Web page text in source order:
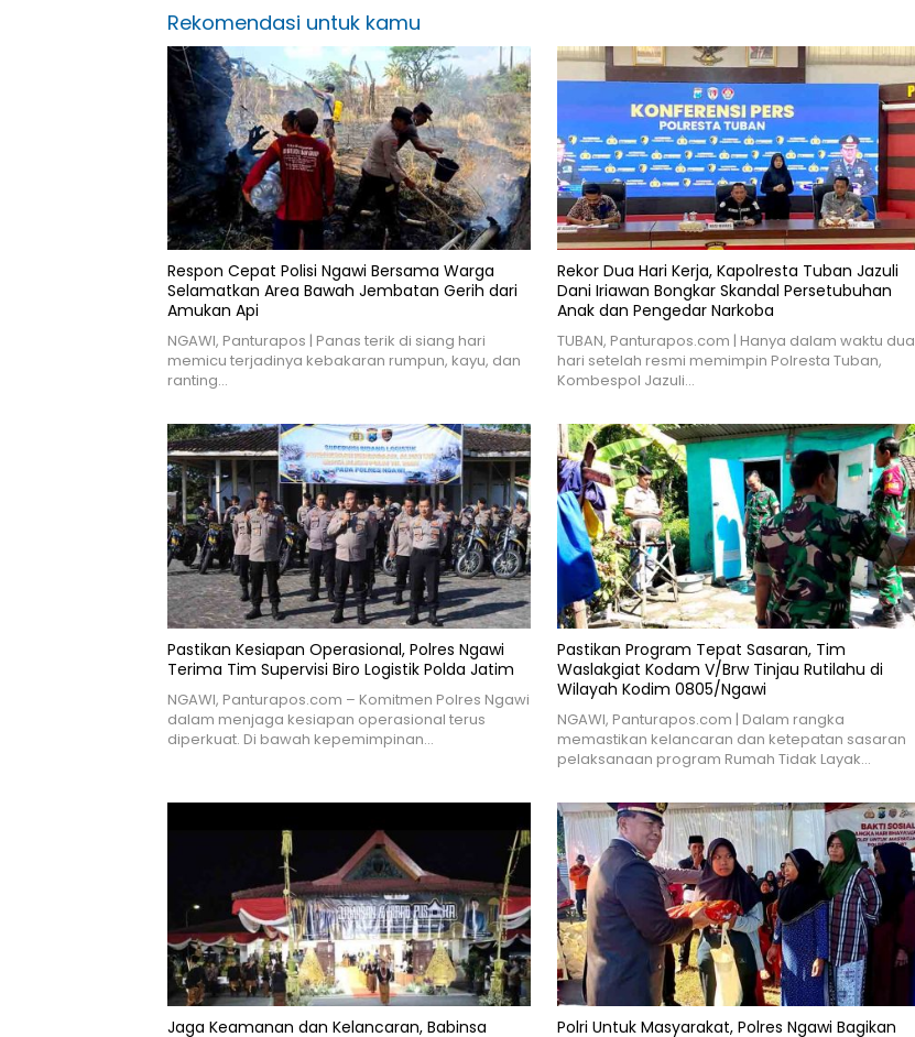
Rekomendasi untuk kamu
Respon Cepat Polisi Ngawi Bersama Warga
Selamatkan Area Bawah Jembatan Gerih dari
Amukan Api
NGAWI, Panturapos | Panas terik di siang hari
memicu terjadinya kebakaran rumpun, kayu, dan
ranting…
Rekor Dua Hari Kerja, Kapolresta Tuban Jazuli
Dani Iriawan Bongkar Skandal Persetubuhan
Anak dan Pengedar Narkoba
TUBAN, Panturapos.com | Hanya dalam waktu dua
hari setelah resmi memimpin Polresta Tuban,
Kombespol Jazuli…
Pastikan Kesiapan Operasional, Polres Ngawi
Terima Tim Supervisi Biro Logistik Polda Jatim
NGAWI, Panturapos.com – Komitmen Polres Ngawi
dalam menjaga kesiapan operasional terus
diperkuat. Di bawah kepemimpinan…
Pastikan Program Tepat Sasaran, Tim
Waslakgiat Kodam V/Brw Tinjau Rutilahu di
Wilayah Kodim 0805/Ngawi
NGAWI, Panturapos.com | Dalam rangka
memastikan kelancaran dan ketepatan sasaran
pelaksanaan program Rumah Tidak Layak…
Jaga Keamanan dan Kelancaran, Babinsa
Polri Untuk Masyarakat, Polres Ngawi Bagikan